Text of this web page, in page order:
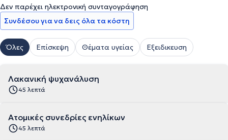
Δεν παρέχει ηλεκτρονική συνταγογράφηση
Συνδέσου για να δεις όλα τα κόστη
Όλες Επίσκεψη Θέματα υγείας Εξειδικευση
Λακανική ψυχανάλυση
45 λεπτά
Ατομικές συνεδρίες ενηλίκων
45 λεπτά